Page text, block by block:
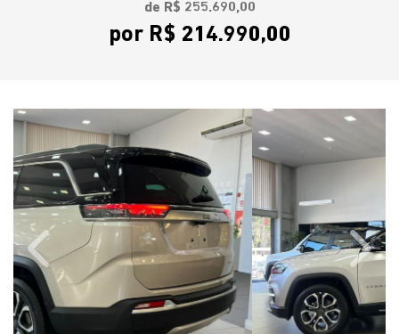
de R$ 255.690,00
por R$ 214.990,00
Previous Next